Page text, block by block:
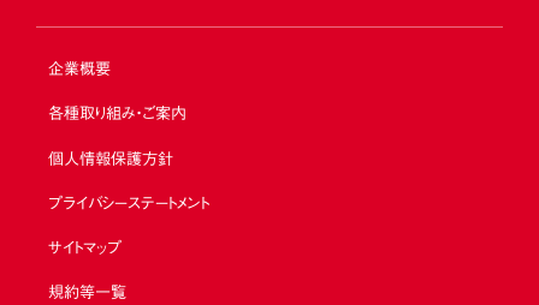
企業概要
各種取り組み・ご案内
個人情報保護方針
プライバシーステートメント
サイトマップ
規約等一覧